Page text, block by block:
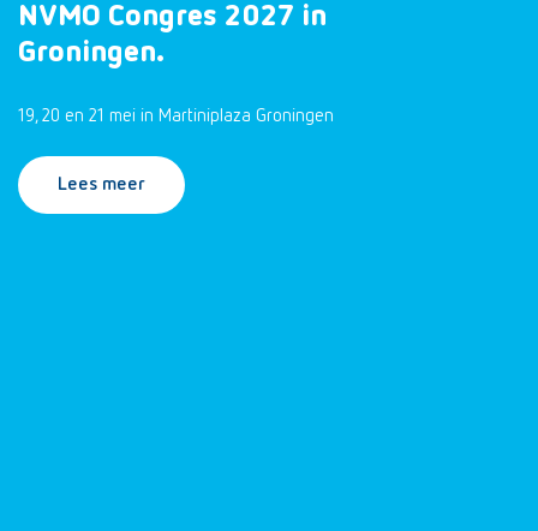
NVMO Congres 2027 in
Groningen.
19, 20 en 21 mei in Martiniplaza Groningen
Lees meer